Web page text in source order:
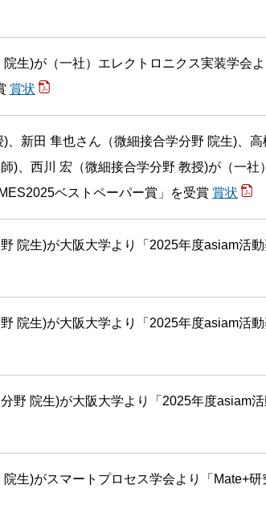
生)が（一社）エレクトロニクス実装学会よ
賞状
、新田 隼也さん（微細接合学分野 院生)、高
)、西川 宏（微細接合学分野 教授)が（一社
ベストペーパー賞」を受賞 賞状
院生)が大阪大学より「2025年度asiam活
院生)が大阪大学より「2025年度asiam活
野 院生)が大阪大学より「2025年度asiam活
生)がスマートプロセス学会より「Mate+研